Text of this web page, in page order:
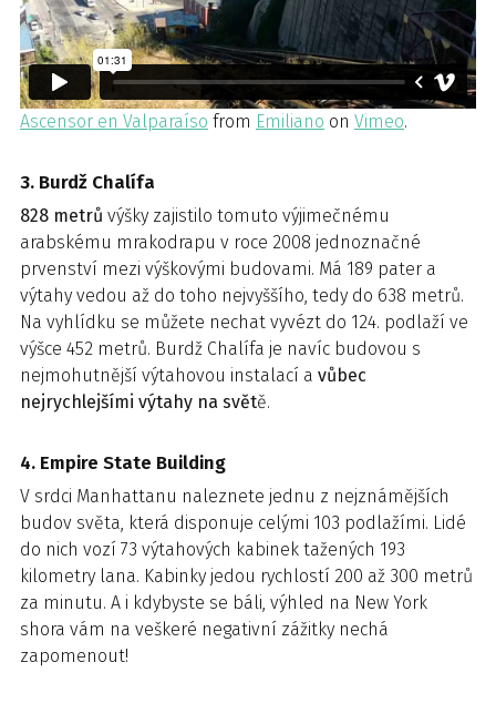
Ascensor en Valparaíso from Emiliano on Vimeo.
3. Burdž Chalífa
828 metrů výšky zajistilo tomuto výjimečnému
arabskému mrakodrapu v roce 2008 jednoznačné
prvenství mezi výškovými budovami. Má 189 pater a
výtahy vedou až do toho nejvyššího, tedy do 638 metrů.
Na vyhlídku se můžete nechat vyvézt do 124. podlaží ve
výšce 452 metrů. Burdž Chalífa je navíc budovou s
nejmohutnější výtahovou instalací a vůbec
nejrychlejšími výtahy na světě.
4. Empire State Building
V srdci Manhattanu naleznete jednu z nejznámějších
budov světa, která disponuje celými 103 podlažími. Lidé
do nich vozí 73 výtahových kabinek tažených 193
kilometry lana. Kabinky jedou rychlostí 200 až 300 metrů
za minutu. A i kdybyste se báli, výhled na New York
shora vám na veškeré negativní zážitky nechá
zapomenout!